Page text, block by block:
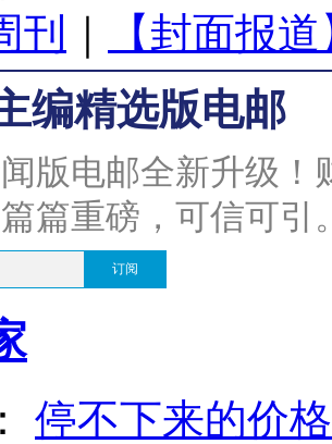
刊
【封面报
编精选版电邮
版电邮全新升级
篇重磅，可信可引
订阅
： 停不下来的价